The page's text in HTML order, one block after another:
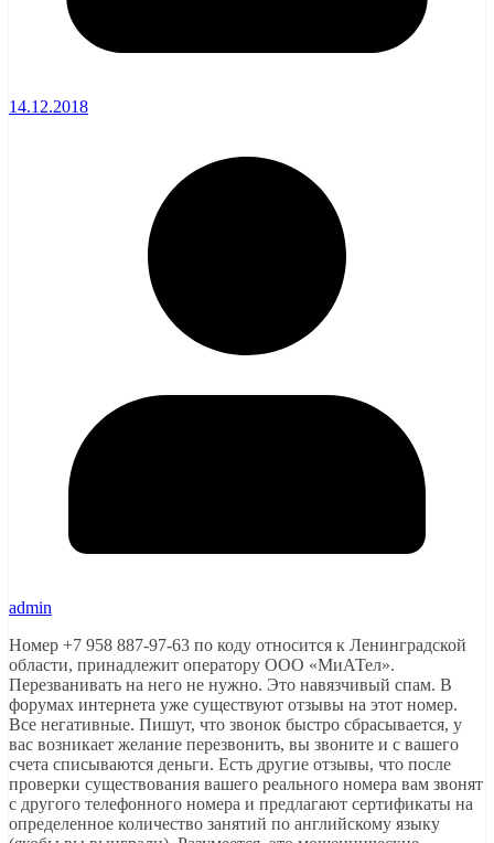
14.12.2018
admin
Номер +7 958 887-97-63 по коду относится к Ленинградской
области, принадлежит оператору ООО «МиАТел».
Перезванивать на него не нужно. Это навязчивый спам. В
форумах интернета уже существуют отзывы на этот номер.
Все негативные. Пишут, что звонок быстро сбрасывается, у
вас возникает желание перезвонить, вы звоните и с вашего
счета списываются деньги. Есть другие отзывы, что после
проверки существования вашего реального номера вам звонят
с другого телефонного номера и предлагают сертификаты на
определенное количество занятий по английскому языку